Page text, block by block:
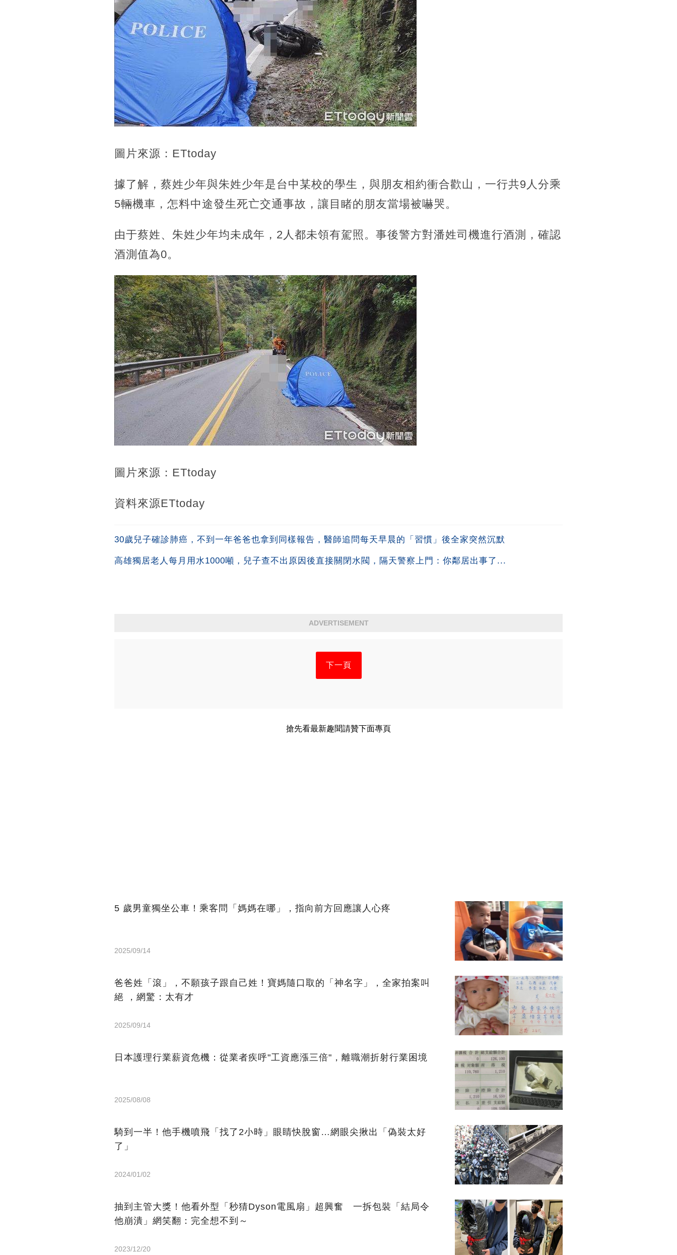
圖片來源：ETtoday
據了解，蔡姓少年與朱姓少年是台中某校的學生，與朋友相約衝合歡山，一行共9人分乘
5輛機車，怎料中途發生死亡交通事故，讓目睹的朋友當場被嚇哭。
由于蔡姓、朱姓少年均未成年，2人都未領有駕照。事後警方對潘姓司機進行酒測，確認
酒測值為0。
圖片來源：ETtoday
資料來源ETtoday
30歲兒子確診肺癌，不到一年爸爸也拿到同樣報告，醫師追問每天早晨的「習慣」後全家突然沉默
高雄獨居老人每月用水1000噸，兒子查不出原因後直接關閉水閥，隔天警察上門：你鄰居出事了...
ADVERTISEMENT
下一頁
搶先看最新趣聞請贊下面專頁
5 歲男童獨坐公車！乘客問「媽媽在哪」，指向前方回應讓人心疼
2025/09/14
爸爸姓「滾」，不願孩子跟自己姓！寶媽隨口取的「神名字」，全家拍案叫
絕 ，網驚：太有才
2025/09/14
日本護理行業薪資危機：從業者疾呼"工資應漲三倍"，離職潮折射行業困境
2025/08/08
騎到一半！他手機噴飛「找了2小時」眼睛快脫窗…網眼尖揪出「偽裝太好
了」
2024/01/02
抽到主管大獎！他看外型「秒猜Dyson電風扇」超興奮 一拆包裝「結局令
他崩潰」網笑翻：完全想不到～
2023/12/20